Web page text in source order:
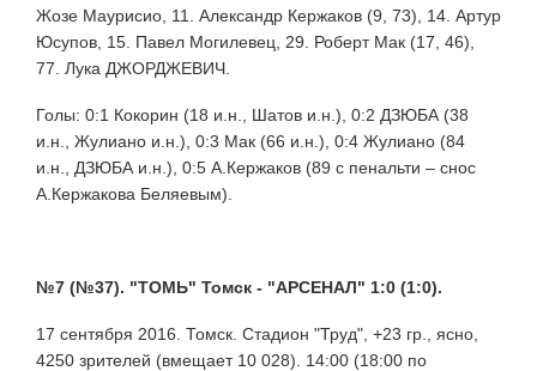
Жозе Маурисио, 11. Александр Кержаков (9, 73), 14. Артур
Юсупов, 15. Павел Могилевец, 29. Роберт Мак (17, 46),
77. Лука ДЖОРДЖЕВИЧ.
Голы: 0:1 Кокорин (18 и.н., Шатов и.н.), 0:2 ДЗЮБА (38
и.н., Жулиано и.н.), 0:3 Мак (66 и.н.), 0:4 Жулиано (84
и.н., ДЗЮБА и.н.), 0:5 А.Кержаков (89 с пенальти – снос
А.Кержакова Беляевым).
№7 (№37). "ТОМЬ" Томск - "АРСЕНАЛ" 1:0 (1:0).
17 сентября 2016. Томск. Стадион "Труд", +23 гр., ясно,
4250 зрителей (вмещает 10 028). 14:00 (18:00 по